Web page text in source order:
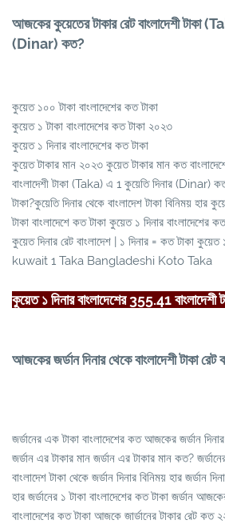
আজকের কুয়েতের টাকার রেট বাংলাদেশী টাকা
(Dinar) কত?
কুয়েত ১০০ টাকা বাংলাদেশের কত টাকা
কুয়েত ১ টাকা বাংলাদেশের কত টাকা ২০২৩
কুয়েত ১ দিনার বাংলাদেশের কত টাকা
কুয়েত টাকার মান ২০২৩ কুয়েত টাকার মান কত
বাংলাদেশী টাকা (Taka) এ 1 কুয়েতি দিনার (Dinar)
টাকা?কুয়েতি দিনার থেকে বাংলাদেশ টাকা বিনিময়
টাকা বাংলাদেশে কত টাকা কুয়েত ১ দিনার বাংলাদেশের
কুয়েত দিনার রেট বাংলাদেশ | ১ দিনার = কত টাকা কুয়েত
kuwait 1 Taka Bangladeshi Koto Taka
কুয়েত ১ দিনার বাংলাদেশের 355.41 বাংলাদেশী
আজকের জর্ডান দিনার থেকে বাংলাদেশী টাকা রেট
জর্ডানের এক টাকা বাংলাদেশের কত আজকের জর্ডান
জর্ডান এর টাকার মান জর্ডান এর টাকার মান কত?
বাংলাদেশ টাকা থেকে জর্ডান দিনার বিনিময় হার জর্ডান
হার জর্ডানের ১ টাকা বাংলাদেশের কত টাকা জর্ডান
বাংলাদেশের কত টাকা আজকে জার্ডানের টাকার রেট কত